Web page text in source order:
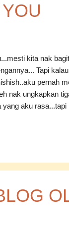
kita nak
Tapi
pernah
nak ungkapkan
aku
itu...dan
yang ada